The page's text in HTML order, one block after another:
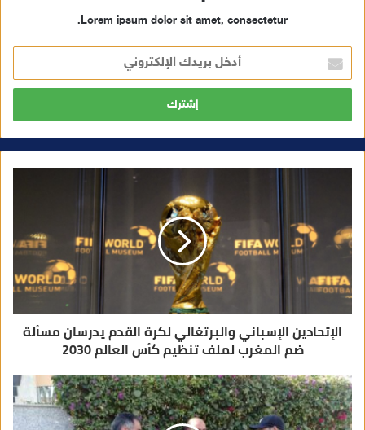
Lorem ipsum dolor sit amet, consectetur.
خ
ل
ر
ا
ك
ت
ر
ي
الإتحادين الإسباني والبرتغالي لكرة القدم يدرسان مسألة
ضم المغرب لملف تنظيم كأس العالم 2030